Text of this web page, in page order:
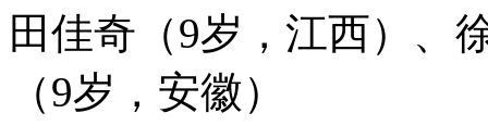
田佳奇（9岁，江西）、
（9岁，安徽）